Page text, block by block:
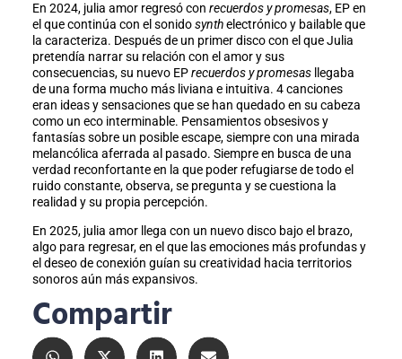
En 2024, julia amor regresó con recuerdos y promesas, EP en
el que continúa con el sonidosynthelectrónico y bailable que
la caracteriza. Después de un primer disco con el que Julia
pretendía narrar su relación con el amor y sus
consecuencias, su nuevo EPrecuerdos y promesasllegaba
de una forma mucho más liviana e intuitiva. 4 canciones
eran ideas y sensaciones que se han quedado en su cabeza
como un eco interminable. Pensamientos obsesivos y
fantasías sobre un posible escape, siempre con una mirada
melancólica aferrada al pasado. Siempre en busca de una
verdad reconfortante en la que poder refugiarse de todo el
ruido constante, observa, se pregunta y se cuestiona la
realidad y su propia percepción.
En 2025, julia amor llega con un nuevo disco bajo el brazo,
algo para regresar, en el que las emociones más profundas y
el deseo de conexión guían su creatividad hacia territorios
sonoros aún más expansivos.
Compartir